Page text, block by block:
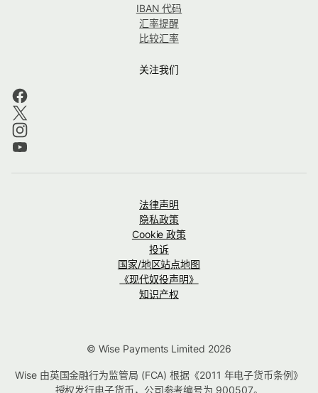
IBAN 代码
汇率提醒
比较汇率
关注我们
法律声明
隐私政策
Cookie 政策
投诉
国家/地区站点地图
《现代奴役声明》
知识产权
© Wise Payments Limited 2026
Wise 由英国金融行为监管局 (FCA) 根据《2011 年电子货币条例》
授权发行电子货币，公司参考编号为 900507。